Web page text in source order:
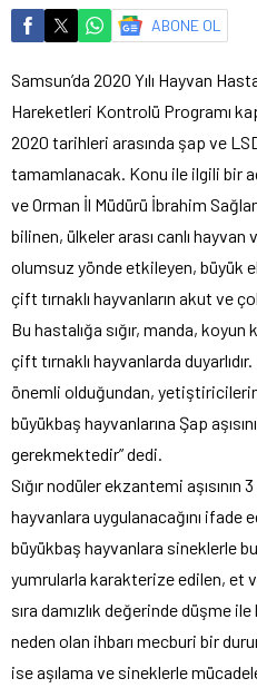
ABONE OL
Samsun’da 2020 Yılı Hayvan
Hareketleri Kontrolü Programı
2020 tarihleri arasında şap ve
tamamlanacak. Konu ile ilgili bir
ve Orman İl Müdürü İbrahim
bilinen, ülkeler arası canlı
olumsuz yönde etkileyen, büyük
çift tırnaklı hayvanların akut ve
Bu hastalığa sığır, manda, koyun
çift tırnaklı hayvanlarda
önemli olduğundan,
büyükbaş hayvanlarına Şap
gerekmektedir” dedi.
Sığır nodüler ekzantemi
hayvanlara uygulanacağını ifade
büyükbaş hayvanlara sineklerle
yumrularla karakterize edilen, et
sıra damızlık değerinde düşme
neden olan ihbarı mecburi bir
ise aşılama ve sineklerle